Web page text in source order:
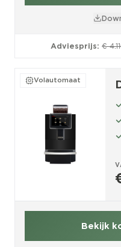
Adviesprijs: €
Volautomaat
Bekijk